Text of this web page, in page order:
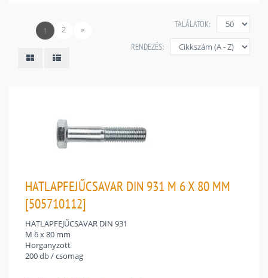
1 2 » TALÁLATOK:
RENDEZÉS:
HATLAPFEJŰCSAVAR DIN 931 M 6 X 80 MM
[505710112]
HATLAPFEJŰCSAVAR DIN 931
M 6 x 80 mm
Horganyzott
200 db / csomag